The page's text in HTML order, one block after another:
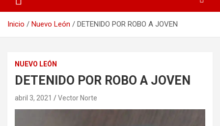
Inicio Nuevo León DETENIDO POR ROBO A JOVEN
NUEVO LEÓN
DETENIDO POR ROBO A JOVEN
abril 3, 2021 Vector Norte